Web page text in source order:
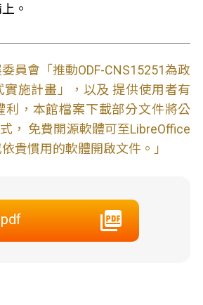
。
員會「推動ODF-CNS15251為政
實施計畫」，以及 提供使用者有
利，本館檔案下載部分文件將公
， 免費開源軟體可至LibreOffice
貴慣用的軟體開啟文件。」